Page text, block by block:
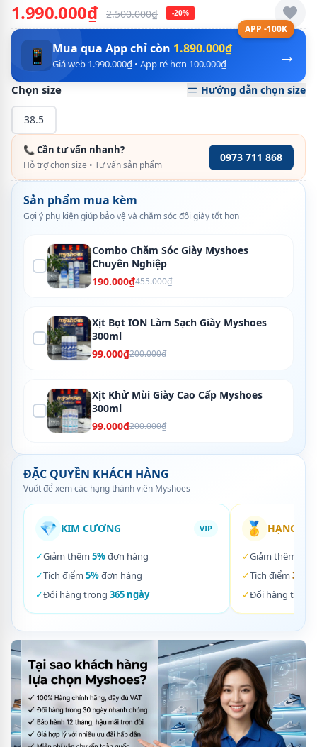
1.990.000₫ 2.500.000₫ -20%
APP -100K
→
📱 Mua qua App chỉ còn 1.890.000₫
Giá web 1.990.000₫ • App rẻ hơn 100.000₫
Chọn size Hướng dẫn chọn size
38.5
📞 Cần tư vấn nhanh?
Hỗ trợ chọn size • Tư vấn sản phẩm
0973 711 868
Sản phẩm mua kèm
Gợi ý phụ kiện giúp bảo vệ và chăm sóc đôi giày tốt hơn
Combo Chăm Sóc Giày Myshoes
Chuyên Nghiệp
190.000₫455.000₫
Xịt Bọt ION Làm Sạch Giày Myshoes
300ml
99.000₫200.000₫
Xịt Khử Mùi Giày Cao Cấp Myshoes
300ml
99.000₫200.000₫
ĐẶC QUYỀN KHÁCH HÀNG
Vuốt để xem các hạng thành viên Myshoes
💎 KIM CƯƠNG VIP
✓Giảm thêm 5%đơn hàng
✓Tích điểm 5%đơn hàng
✓Đổi hàng trong 365 ngày
🥇 HẠNG
✓Giảm thêm
✓Tích điểm 3%
✓Đổi hàng trong